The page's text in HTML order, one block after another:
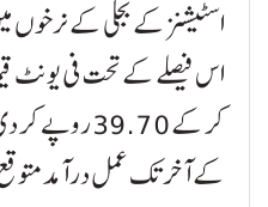
کر کے 39.70
کے آخر تک عمل درآمد